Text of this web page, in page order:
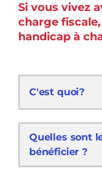
Si vous vivez
charge
handicap à
C'est quoi?
Quelles sont
bénéficier ?